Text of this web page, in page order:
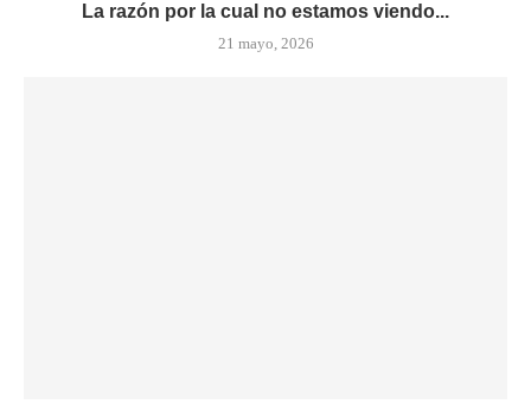
La razón por la cual no estamos viendo...
21 mayo, 2026